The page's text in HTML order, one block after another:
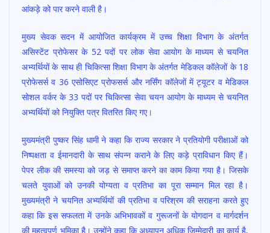
आंकड़े को पार करने वाली है।
मुख्य सेवक सदन में आयोजित कार्यक्रम में उच्च शिक्षा विभाग के अंतर्गत
असिस्टेंट प्रोफेसर के 52 पदों पर लोक सेवा आयोग के माध्यम से चयनित
अभ्यर्थियों के साथ ही चिकित्सा शिक्षा विभाग के अंतर्गत मेडिकल कॉलेजों के 18
प्रोफेसर्स व 36 एसोसिएट प्रोफसर्स और नर्सिंग कॉलेजों में ट्यूटर व मेडिकल
सोशल वर्कर के 33 पदों पर चिकित्सा सेवा चयन आयोग के माध्यम से चयनित
अभ्यर्थियों को नियुक्ति पत्र वितरित किए गए।
मुख्यमंत्री पुष्कर सिंह धामी ने कहा कि राज्य सरकार ने प्रतियोगी परीक्षाओं को
निष्पक्षता व ईमानदारी के साथ संपन्न कराने के लिए कड़े प्राविधान किए हैं।
पेपर लीक की समस्या को जड़ से समाप्त करने का काम किया गया है। जिसके
चलते युवाओं को उनकी योग्यता व प्रतिभा का पूरा सम्मान मिल रहा है।
मुख्यमंत्री ने चयनित अभ्यर्थियों की प्रतिभा व परिश्रम की सराहना करते हुए
कहा कि इस सफलता में उनके अभिभावकों व गुरूजनों के योगदान व मार्गदर्शन
की महत्वपूर्ण भूमिका है। उन्होंने कहा कि अध्यापन अधिक जिम्मेदारी का कार्य है,